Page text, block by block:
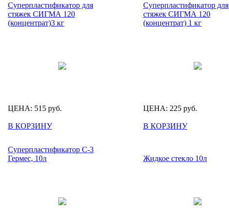
Суперпластификатор для
стяжек СИГМА 120
(концентрат)3 кг
ЦЕНА: 515 руб.
В КОРЗИНУ
Суперпластификатор для
стяжек СИГМА 120
(концентрат) 1 кг
ЦЕНА: 225 руб.
В КОРЗИНУ
Суперпластификатор С-3
Гермес, 10л
Жидкое стекло 10л